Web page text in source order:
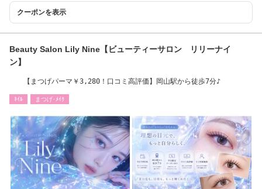
クーポンを表示
Beauty Salon Lily Nine【ビューティーサロン リリーナイ
ン】
【まつげパーマ￥3,280！口コミ高評価】岡山駅から徒歩7分♪
ﾈｲﾙ まつげ･ﾒｲｸ